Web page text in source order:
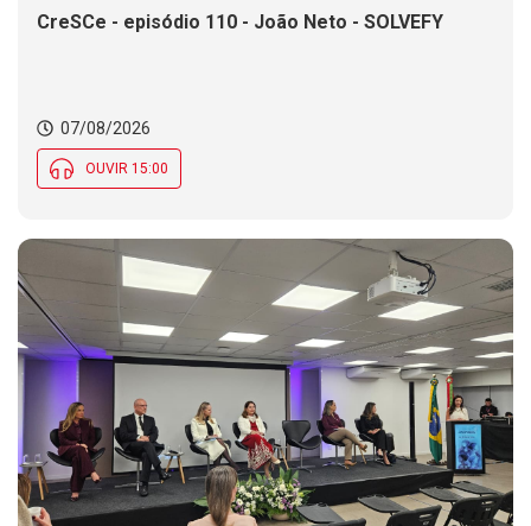
CreSCe - episódio 110 - João Neto - SOLVEFY
07/08/2026
OUVIR 15:00